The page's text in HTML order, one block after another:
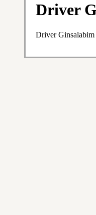
Driver
Driver Ginsalabim